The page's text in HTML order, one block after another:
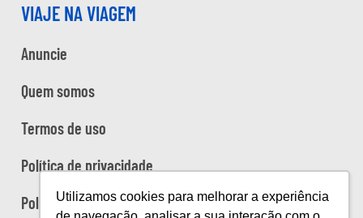
Utilizamos cookies para melhorar a experiência
VIAJE NA VIAGEM
Anuncie
Quem somos
Termos de uso
Política de privacidade
Política de cookies